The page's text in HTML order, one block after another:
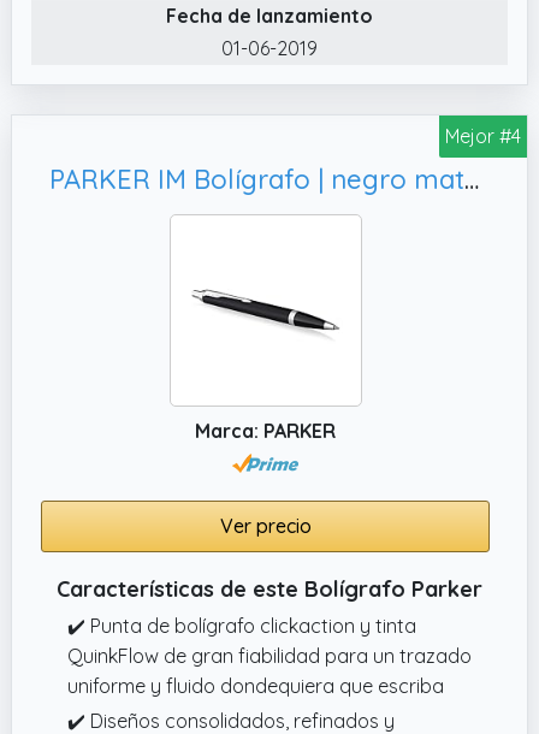
Fecha de lanzamiento
01-06-2019
Mejor #4
PARKER IM Bolígrafo | negro mate con detalles cromados | punta mediana con tinta azule | caja para regalo
Marca: PARKER
Ver precio
Características de este Bolígrafo Parker
✔️ Punta de bolígrafo clickaction y tinta
QuinkFlow de gran fiabilidad para un trazado
uniforme y fluido dondequiera que escriba
✔️ Diseños consolidados, refinados y